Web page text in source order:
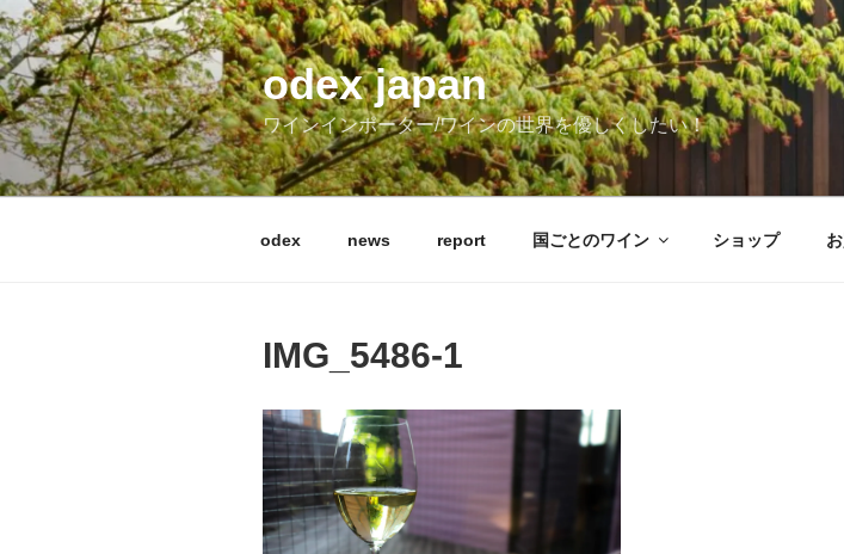
コ
ン
テ
ン
ツ
へ
ス
odex japan
ワインインポーター/ワインの世界を優しくしたい！
odex news report 国ごとのワイン ショップ
IMG_5486-1